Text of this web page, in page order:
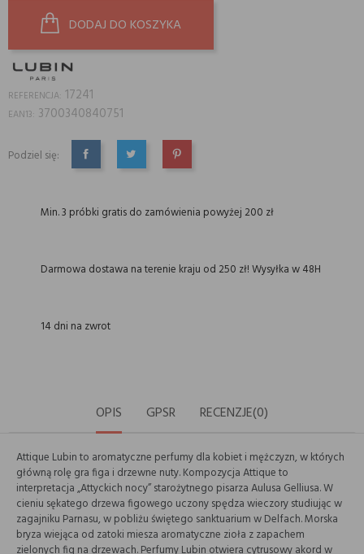
DODAJ DO KOSZYKA
REFERENCJA: 17241
EAN13: 3700340840751
Podziel się:
UDOSTĘPNIJTWEETUJPINTEREST
Min. 3 próbki gratis do zamówienia powyżej 200 zł
Darmowa dostawa na terenie kraju od 250 zł! Wysyłka w 48H
14 dni na zwrot
OPIS GPSR RECENZJE(0)
Attique Lubin to aromatyczne perfumy dla kobiet i mężczyzn, w których
główną rolę gra figa i drzewne nuty. Kompozycja Attique to
interpretacja „Attyckich nocy” starożytnego pisarza Aulusa Gelliusa. W
cieniu sękatego drzewa figowego uczony spędza wieczory studiując w
zagajniku Parnasu, w pobliżu świętego sanktuarium w Delfach. Morska
bryza wiejąca od zatoki miesza aromatyczne zioła z zapachem
zielonych fig na drzewach. Perfumy Lubin otwiera cytrusowy akord w